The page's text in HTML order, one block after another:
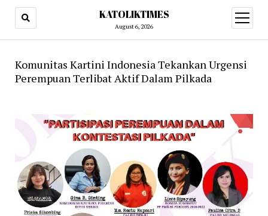
KATOLIKTIMES
August 6, 2026
open
menu
Komunitas Kartini Indonesia Tekankan Urgensi
Perempuan Terlibat Aktif Dalam Pilkada